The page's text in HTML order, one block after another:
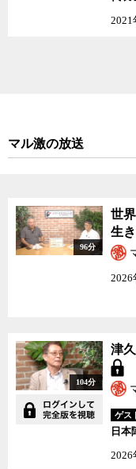
種を受けさせることに社
だった。しかし、HPV
このワクチンは今も全世
こともまちがいない。
将来、発症するかもしれ
種こそ、「危険性」が証
絶のために何を考えなく
副反応被害に対する訴
害の歴史や薬事行政に詳
ナリストの迫田朋子と社
2021
マル激の放送
96分
世
生
2026
104分
津
ゲス
日本
2026